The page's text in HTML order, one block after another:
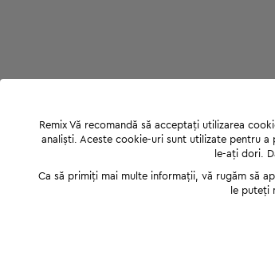
Remix Vă recomandă să acceptați utilizarea
analiști. Aceste cookie-uri sunt utilizate pentru
le-ați dori.
Ca să primiți mai multe informații, vă rugăm să
le puteți